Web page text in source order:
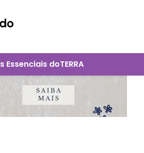
doTERRA